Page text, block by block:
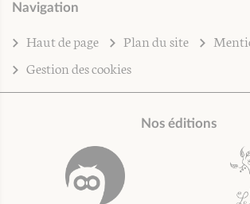
Navigation
Haut de page Plan du site
Gestion des cookies
Nos éditions